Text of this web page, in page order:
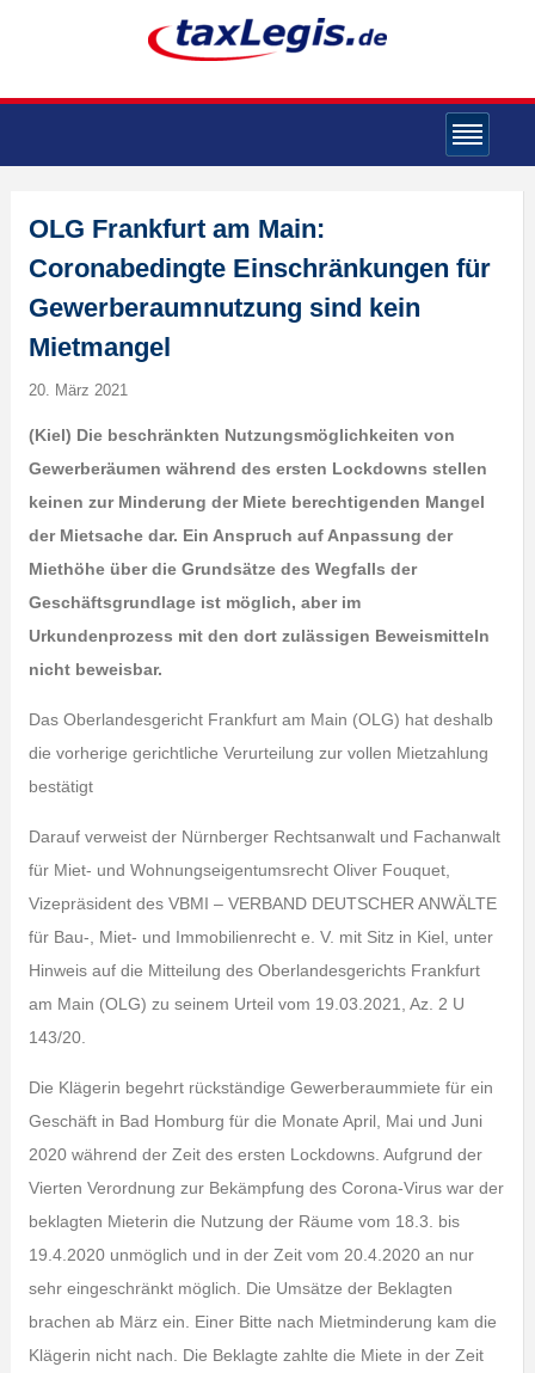
OLG Frankfurt am Main:
Coronabedingte Einschränkungen für
Gewerberaumnutzung sind kein
Mietmangel
20. März 2021
(Kiel) Die beschränkten Nutzungsmöglichkeiten von
Gewerberäumen während des ersten Lockdowns stellen
keinen zur Minderung der Miete berechtigenden Mangel
der Mietsache dar. Ein Anspruch auf Anpassung der
Miethöhe über die Grundsätze des Wegfalls der
Geschäftsgrundlage ist möglich, aber im
Urkundenprozess mit den dort zulässigen Beweismitteln
nicht beweisbar.
Das Oberlandesgericht Frankfurt am Main (OLG) hat deshalb
die vorherige gerichtliche Verurteilung zur vollen Mietzahlung
bestätigt
Darauf verweist der Nürnberger Rechtsanwalt und Fachanwalt
für Miet- und Wohnungseigentumsrecht Oliver Fouquet,
Vizepräsident des VBMI – VERBAND DEUTSCHER ANWÄLTE
für Bau-, Miet- und Immobilienrecht e. V. mit Sitz in Kiel, unter
Hinweis auf die Mitteilung des Oberlandesgerichts Frankfurt
am Main (OLG) zu seinem Urteil vom 19.03.2021, Az. 2 U
143/20.
Die Klägerin begehrt rückständige Gewerberaummiete für ein
Geschäft in Bad Homburg für die Monate April, Mai und Juni
2020 während der Zeit des ersten Lockdowns. Aufgrund der
Vierten Verordnung zur Bekämpfung des Corona-Virus war der
beklagten Mieterin die Nutzung der Räume vom 18.3. bis
19.4.2020 unmöglich und in der Zeit vom 20.4.2020 an nur
sehr eingeschränkt möglich. Die Umsätze der Beklagten
brachen ab März ein. Einer Bitte nach Mietminderung kam die
Klägerin nicht nach. Die Beklagte zahlte die Miete in der Zeit